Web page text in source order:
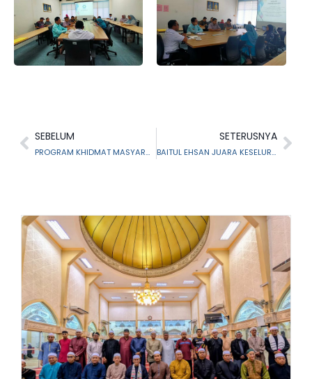
SEBELUM
PROGRAM KHIDMAT MASYARAKAT RIQAB BERSAMA KOMUNITI KAMPUNG JAWA
SETERUSNYA
BAITUL EHSAN JUARA KESELURUHAN PROGRAM KARNIVAL SUKAN PUSAT TAHUN 2023